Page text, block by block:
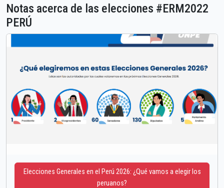
Notas acerca de las elecciones #ERM2022
PERÚ
Elecciones Generales en el Perú 2026: ¿Qué vamos a elegir los
peruanos?